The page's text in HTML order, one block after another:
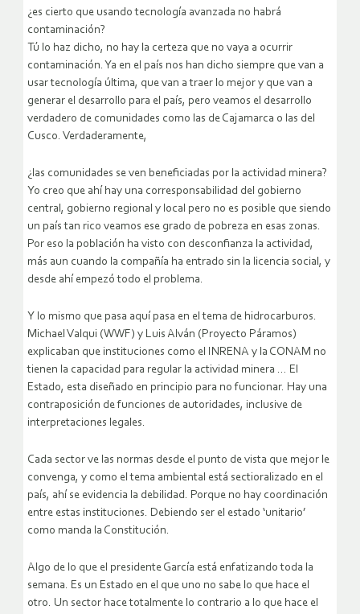
¿es cierto que usando tecnología avanzada no habrá
contaminación?
Tú lo haz dicho, no hay la certeza que no vaya a ocurrir
contaminación. Ya en el país nos han dicho siempre que van a
usar tecnología última, que van a traer lo mejor y que van a
generar el desarrollo para el país, pero veamos el desarrollo
verdadero de comunidades como las de Cajamarca o las del
Cusco. Verdaderamente,
¿las comunidades se ven beneficiadas por la actividad minera?
Yo creo que ahí hay una corresponsabilidad del gobierno
central, gobierno regional y local pero no es posible que siendo
un país tan rico veamos ese grado de pobreza en esas zonas.
Por eso la población ha visto con desconfianza la actividad,
más aun cuando la compañía ha entrado sin la licencia social, y
desde ahí empezó todo el problema.
Y lo mismo que pasa aquí pasa en el tema de hidrocarburos.
Michael Valqui (WWF) y Luis Alván (Proyecto Páramos)
explicaban que instituciones como el INRENA y la CONAM no
tienen la capacidad para regular la actividad minera … El
Estado, esta diseñado en principio para no funcionar. Hay una
contraposición de funciones de autoridades, inclusive de
interpretaciones legales.
Cada sector ve las normas desde el punto de vista que mejor le
convenga, y como el tema ambiental está sectioralizado en el
país, ahí se evidencia la debilidad. Porque no hay coordinación
entre estas instituciones. Debiendo ser el estado ‘unitario’
como manda la Constitución.
Algo de lo que el presidente García está enfatizando toda la
semana. Es un Estado en el que uno no sabe lo que hace el
otro. Un sector hace totalmente lo contrario a lo que hace el